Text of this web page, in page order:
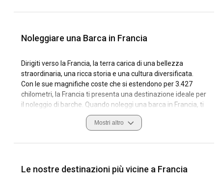
Noleggiare una Barca in Francia
Dirigiti verso la Francia, la terra carica di una bellezza
straordinaria, una ricca storia e una cultura diversificata.
Con le sue magnifiche coste che si estendono per 3.427
chilometri, la Francia ti presenta una destinazione ideale per
il noleggio di barche. Quando noleggi una barca in Francia, ti
iscrivi a un'esplorazione preziosa di villaggi pittoreschi, città
scintillanti e bellissime isole nascoste nel cuore della natura.
Navigare in Francia offre un'esplorazione unica delle sue
unico. Dalla selvaggia costa atlantica alle serene acque del
Mediterraneo, la Francia è ricca di porti turistici, spiagge
Mostri altro
Le nostre destinazioni più vicine a Francia